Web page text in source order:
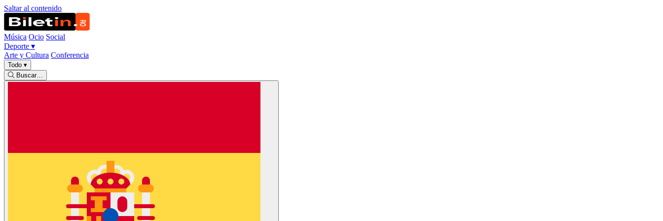
Saltar al contenido
Música Ocio Social
Deporte ▾
Arte y Cultura Conferencia
Todo ▾
Buscar…